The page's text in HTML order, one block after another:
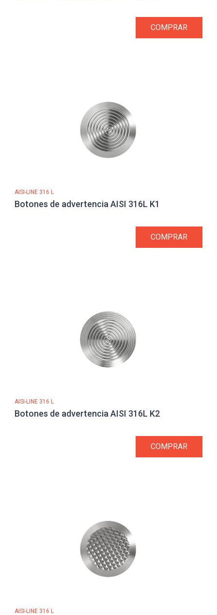
COMPRAR
AISI-LINE 316 L
Botones de advertencia AISI 316L K1
COMPRAR
AISI-LINE 316 L
Botones de advertencia AISI 316L K2
COMPRAR
AISI-LINE 316 L